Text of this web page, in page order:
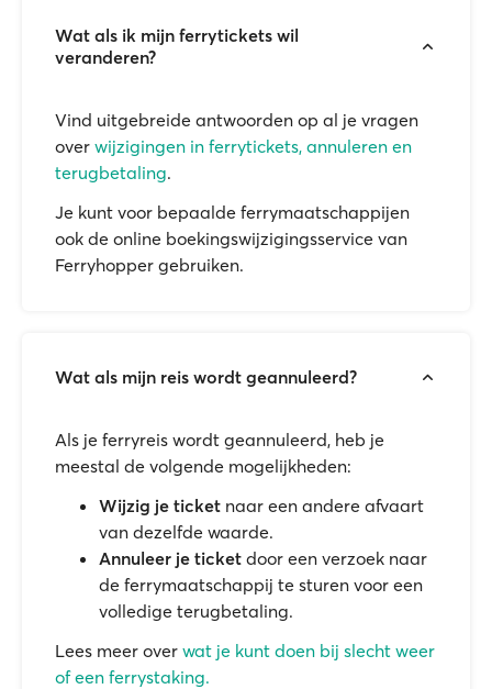
Wat als ik mijn ferrytickets wil
veranderen?
Vind uitgebreide antwoorden op al je vragen
over wijzigingen in ferrytickets, annuleren en
terugbetaling.
Je kunt voor bepaalde ferrymaatschappijen
ook de online boekingswijzigingsservice van
Ferryhopper gebruiken.
Wat als mijn reis wordt geannuleerd?
Als je ferryreis wordt geannuleerd, heb je
meestal de volgende mogelijkheden:
Wijzig je ticket naar een andere afvaart
van dezelfde waarde.
Annuleer je ticket door een verzoek naar
de ferrymaatschappij te sturen voor een
volledige terugbetaling.
Lees meer over wat je kunt doen bij slecht weer
of een ferrystaking.